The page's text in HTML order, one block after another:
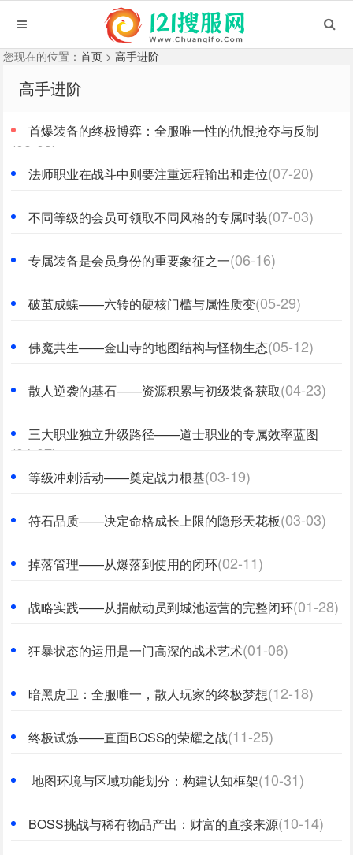
您现在的位置：首页 >高手进阶
高手进阶
首爆装备的终极博弈：全服唯一性的仇恨抢夺与反制
(08-03)
法师职业在战斗中则要注重远程输出和走位(07-20)
不同等级的会员可领取不同风格的专属时装(07-03)
专属装备是会员身份的重要象征之一(06-16)
破茧成蝶——六转的硬核门槛与属性质变(05-29)
佛魔共生——金山寺的地图结构与怪物生态(05-12)
散人逆袭的基石——资源积累与初级装备获取(04-23)
三大职业独立升级路径——道士职业的专属效率蓝图
(04-07)
等级冲刺活动——奠定战力根基(03-19)
符石品质——决定命格成长上限的隐形天花板(03-03)
掉落管理——从爆落到使用的闭环(02-11)
战略实践——从捐献动员到城池运营的完整闭环(01-28)
狂暴状态的运用是一门高深的战术艺术(01-06)
暗黑虎卫：全服唯一，散人玩家的终极梦想(12-18)
终极试炼——直面BOSS的荣耀之战(11-25)
地图环境与区域功能划分：构建认知框架(10-31)
BOSS挑战与稀有物品产出：财富的直接来源(10-14)